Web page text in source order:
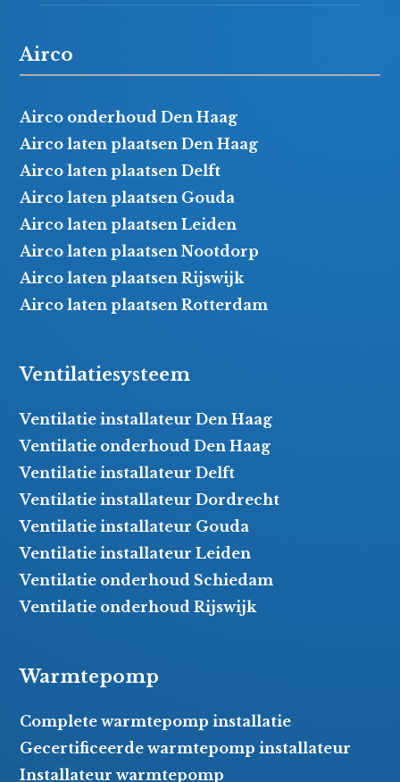
Airco
Airco onderhoud Den Haag
Airco laten plaatsen Den Haag
Airco laten plaatsen Delft
Airco laten plaatsen Gouda
Airco laten plaatsen Leiden
Airco laten plaatsen Nootdorp
Airco laten plaatsen Rijswijk
Airco laten plaatsen Rotterdam
Ventilatiesysteem
Ventilatie installateur Den Haag
Ventilatie onderhoud Den Haag
Ventilatie installateur Delft
Ventilatie installateur Dordrecht
Ventilatie installateur Gouda
Ventilatie installateur Leiden
Ventilatie onderhoud Schiedam
Ventilatie onderhoud Rijswijk
Warmtepomp
Complete warmtepomp installatie
Gecertificeerde warmtepomp installateur
Installateur warmtepomp